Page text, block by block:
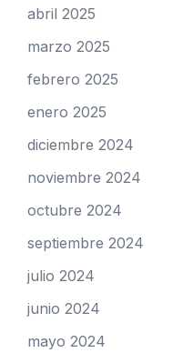
abril 2025
marzo 2025
febrero 2025
enero 2025
diciembre 2024
noviembre 2024
octubre 2024
septiembre 2024
julio 2024
junio 2024
mayo 2024